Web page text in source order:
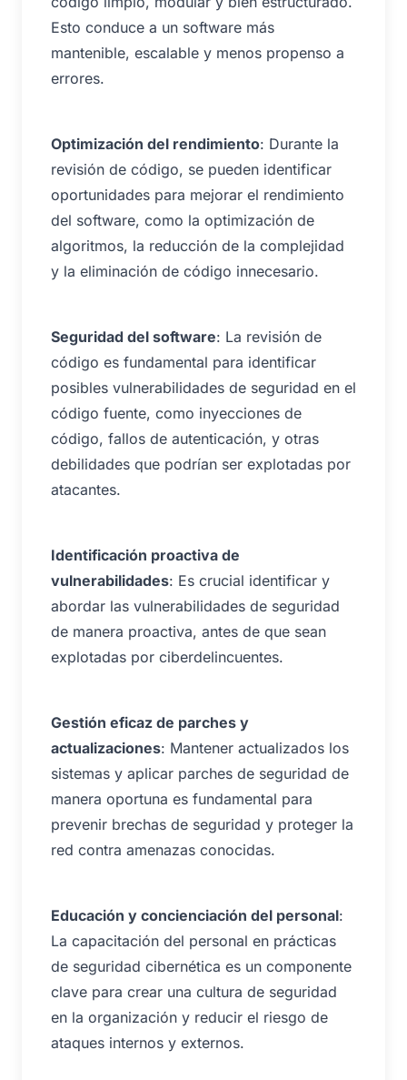
Esto conduce a un software más
mantenible, escalable y menos propenso a
errores.
Optimización del rendimiento: Durante la
revisión de código, se pueden identificar
oportunidades para mejorar el rendimiento
del software, como la optimización de
algoritmos, la reducción de la complejidad
y la eliminación de código innecesario.
Seguridad del software: La revisión de
código es fundamental para identificar
posibles vulnerabilidades de seguridad en el
código fuente, como inyecciones de
código, fallos de autenticación, y otras
debilidades que podrían ser explotadas por
atacantes.
Identificación proactiva de
vulnerabilidades: Es crucial identificar y
abordar las vulnerabilidades de seguridad
de manera proactiva, antes de que sean
explotadas por ciberdelincuentes.
Gestión eficaz de parches y
actualizaciones: Mantener actualizados los
sistemas y aplicar parches de seguridad de
manera oportuna es fundamental para
prevenir brechas de seguridad y proteger la
red contra amenazas conocidas.
Educación y concienciación del personal:
La capacitación del personal en prácticas
de seguridad cibernética es un componente
clave para crear una cultura de seguridad
en la organización y reducir el riesgo de
ataques internos y externos.